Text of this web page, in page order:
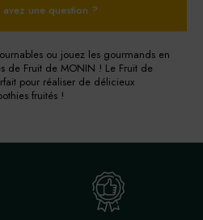
ou jouez les gourmands en
de Fruit de MONIN ! Le Fruit de
pour réaliser de délicieux
fruités !
avez une question ?